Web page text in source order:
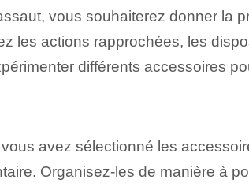
vous souhaiterez donner la
les actions rapprochées, les
différents accessoires
avez sélectionné les
Organisez-les de manière à